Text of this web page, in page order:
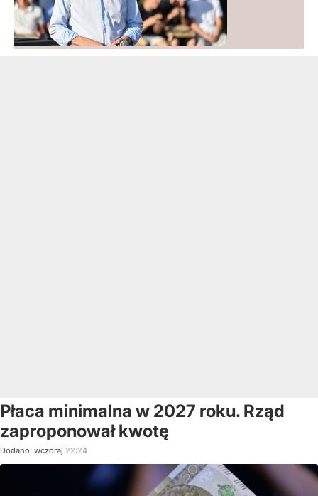
Płaca minimalna w 2027 roku. Rząd
zaproponował kwotę
Dodano: wczoraj 22:24